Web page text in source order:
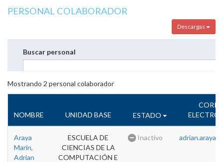
PERSONAL COLABORADOR
Descargas
Buscar personal
Mostrando 2 personal colaborador
NOMBRE UNIDAD BASE ESTADO
Araya
Marin,
Adrian
ESCUELA DE
CIENCIAS DE LA
COMPUTACIÓN E
Inactivo